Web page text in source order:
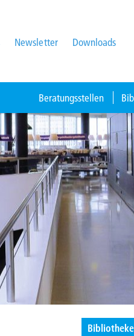
Newsletter Downloads
Beratungsstellen